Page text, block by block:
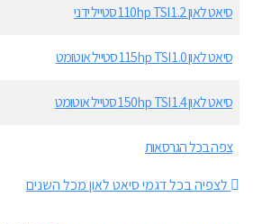
סיאט לאון 1.2 110hp TSI סטייל ידני
סיאט לאון 1.0 115hp TSI סטייל אוטומט
סיאט לאון 1.4 150hp TSI סטייל אוטומט
צפה בכל הגרסאות
לצפיה בכל דגמי סיאט לאון מכל השנים